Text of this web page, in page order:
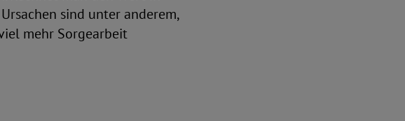
sind unter anderem,
mehr Sorgearbeit